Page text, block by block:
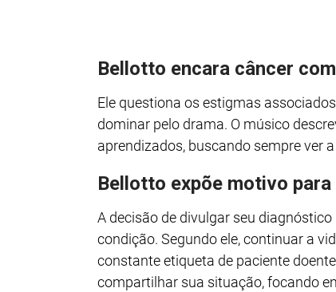
Bellotto encara câncer
Ele questiona os estigmas
dominar pelo drama. O músico
aprendizados, buscando sempre ver
Bellotto expõe motivo
A decisão de divulgar seu
condição. Segundo ele, continuar a
constante etiqueta de paciente
compartilhar sua situação, focando